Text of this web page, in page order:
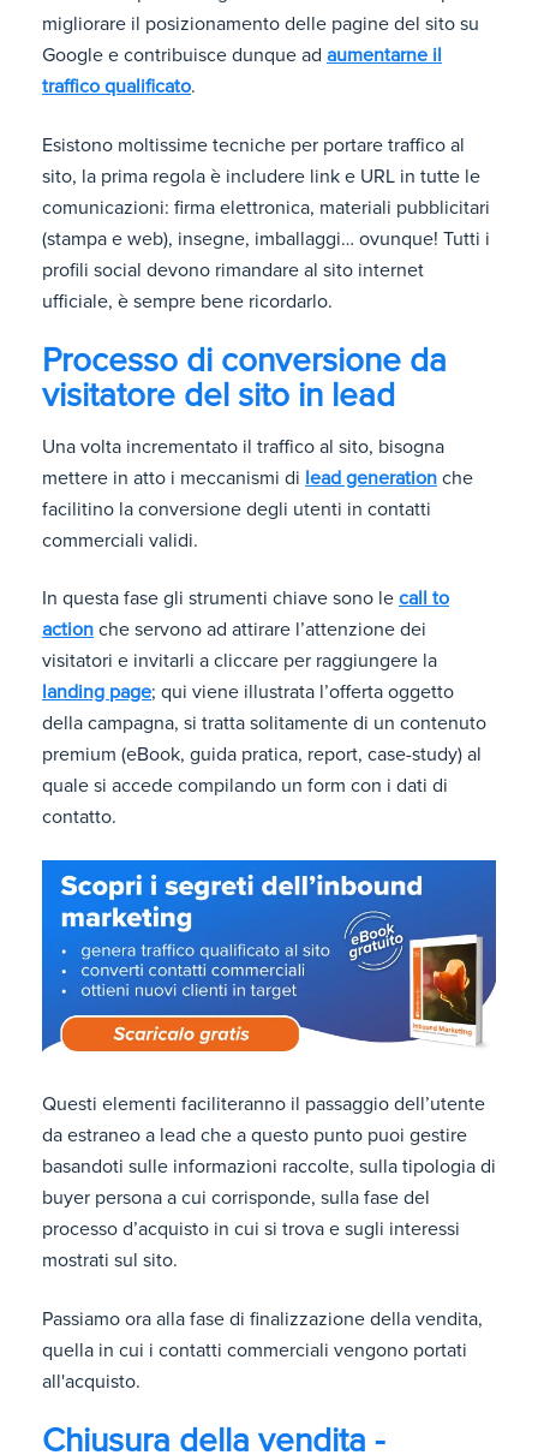
migliorare il posizionamento delle pagine del sito su
Google e contribuisce dunque ad aumentarne il
traffico qualificato.
Esistono moltissime tecniche per portare traffico al
sito, la prima regola è includere link e URL in tutte le
comunicazioni: firma elettronica, materiali pubblicitari
(stampa e web), insegne, imballaggi… ovunque! Tutti i
profili social devono rimandare al sito internet
ufficiale, è sempre bene ricordarlo.
Processo di conversione da
visitatore del sito in lead
Una volta incrementato il traffico al sito, bisogna
mettere in atto i meccanismi di lead generation che
facilitino la conversione degli utenti in contatti
commerciali validi.
In questa fase gli strumenti chiave sono le call to
action che servono ad attirare l’attenzione dei
visitatori e invitarli a cliccare per raggiungere la
landing page; qui viene illustrata l’offerta oggetto
della campagna, si tratta solitamente di un contenuto
premium (eBook, guida pratica, report, case-study) al
quale si accede compilando un form con i dati di
contatto.
Questi elementi faciliteranno il passaggio dell’utente
da estraneo a lead che a questo punto puoi gestire
basandoti sulle informazioni raccolte, sulla tipologia di
buyer persona a cui corrisponde, sulla fase del
processo d’acquisto in cui si trova e sugli interessi
mostrati sul sito.
Passiamo ora alla fase di finalizzazione della vendita,
quella in cui i contatti commerciali vengono portati
all'acquisto.
Chiusura della vendita -